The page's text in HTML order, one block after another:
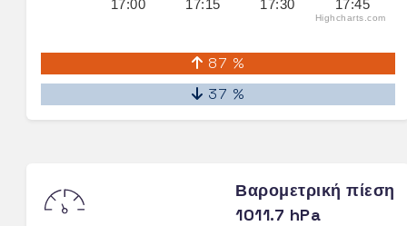
17:00 17:15 17:30 17:45
Highcharts.com
87 %
37 %
Βαρομετρική πίεση
1011.7 hPa